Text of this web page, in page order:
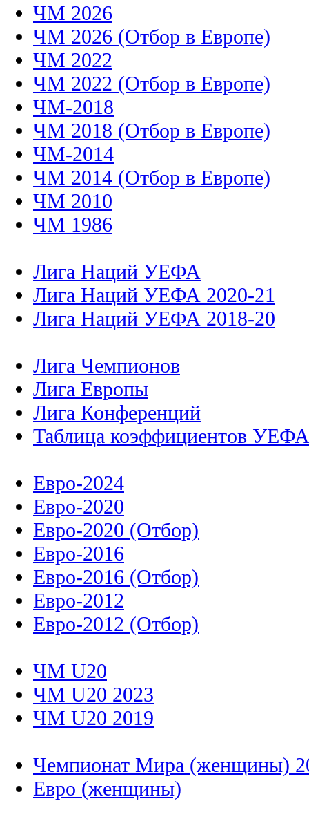
ЧМ 2026
ЧМ 2026 (Отбор в Европе)
ЧМ 2022
ЧМ 2022 (Отбор в Европе)
ЧМ-2018
ЧМ 2018 (Отбор в Европе)
ЧМ-2014
ЧМ 2014 (Отбор в Европе)
ЧМ 2010
ЧМ 1986
Лига Наций УЕФА
Лига Наций УЕФА 2020-21
Лига Наций УЕФА 2018-20
Лига Чемпионов
Лига Европы
Лига Конференций
Таблица коэффициентов УЕФА
Евро-2024
Евро-2020
Евро-2020 (Отбор)
Евро-2016
Евро-2016 (Отбор)
Евро-2012
Евро-2012 (Отбор)
ЧМ U20
ЧМ U20 2023
ЧМ U20 2019
Чемпионат Мира (женщины)
Евро (женщины)